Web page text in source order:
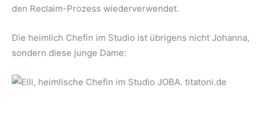
den Reclaim-Prozess wiederverwendet.
Die heimlich Chefin im Studio ist übrigens nicht Johanna,
sondern diese junge Dame: